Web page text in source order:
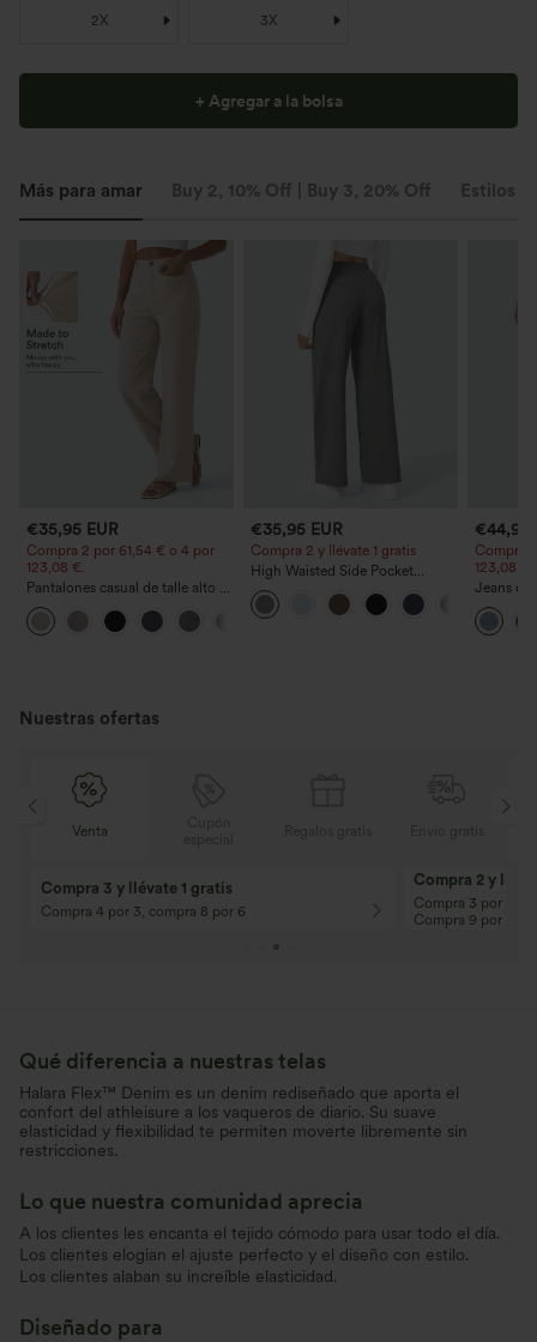
2X 3X
+ Agregar a la bolsa
Más para amar Buy 2, 10% Off | Buy 3, 20% Off Estilos
€35,95 EUR
Compra 2 por 61,54 € o 4 por
123,08 €.
Pantalones casual de talle alto y
pierna recta con tacto de lino y
bolsillos
€35,95 EUR
Compra 2 y llévate 1 gratis
High Waisted Side Pocket
Straight Leg Work Pants
€44,95
Compra
123,08 €.
Jeans
cordón
Nuestras ofertas
Venta
Compra 3 y llévate 1 gratis
Compra 4 por 3, compra 8 por 6
Compra 2 y
Compra 3 por 2,
Compra 9 por 6
Qué diferencia a nuestras telas
Halara Flex™ Denim es un denim rediseñado que aporta el
confort del athleisure a los vaqueros de diario. Su suave
elasticidad y flexibilidad te permiten moverte libremente sin
restricciones.
Lo que nuestra comunidad aprecia
A los clientes les encanta el tejido cómodo para usar todo el día.
Los clientes elogian el ajuste perfecto y el diseño con estilo.
Los clientes alaban su increíble elasticidad.
Diseñado para